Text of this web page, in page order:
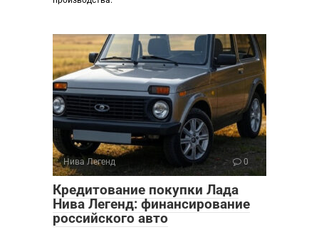
Нива Легенд 0
Кредитование покупки Лада
Нива Легенд: финансирование
российского авто